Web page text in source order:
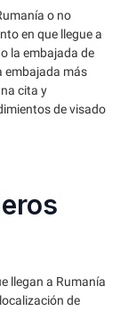
o no
en que llegue a
la embajada de
embajada más
cita y
de visado
llegan a Rumanía
de